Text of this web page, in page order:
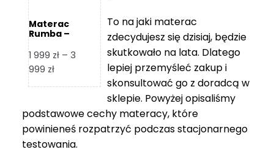
Materac
Rumba –
1 999 zł – 3
999 złZakres
1
999 zł
do
To na jaki materac
zdecydujesz się dzisiaj, będzie
skutkowało na lata. Dlatego
lepiej przemyśleć zakup i
skonsultować go z doradcą w
sklepie. Powyżej opisaliśmy
podstawowe cechy materacy, które
powinieneś rozpatrzyć podczas stacjonarnego
testowania.